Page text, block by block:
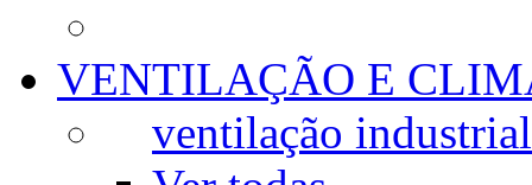
VENTILAÇÃO E
ventilação industrial